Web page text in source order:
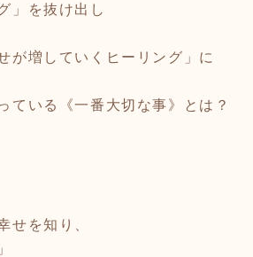
」を抜け出し
が増していくヒーリング」に
ている《一番大切な事》とは？
せを知り、